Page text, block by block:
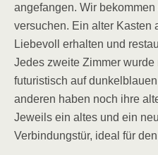
angefangen. Wir
versuchen. Ein alter Kasten
Liebevoll erhalten und
Jedes zweite Zimmer
futuristisch auf
anderen haben noch ihre
Jeweils ein altes und ein
Verbindungstür, ideal für